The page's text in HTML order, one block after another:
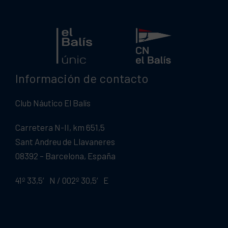
Información de contacto
Club Náutico El Balís
Carretera N-II, km 651,5
Sant Andreu de Llavaneres
08392 – Barcelona, España
41º 33,5′ N / 002º 30,5′ E